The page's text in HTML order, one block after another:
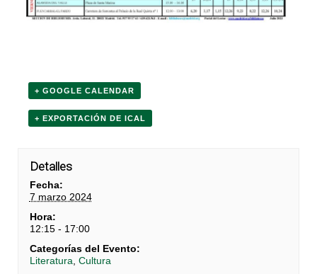
+ GOOGLE CALENDAR
+ EXPORTACIÓN DE ICAL
Detalles
Fecha:
7 marzo 2024
Hora:
12:15 - 17:00
Categorías del Evento:
Literatura Cultura